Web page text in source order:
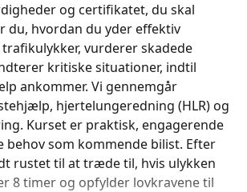
og certifikatet, du skal
du, hvordan du yder effektiv
vurderer skadede
kritiske situationer, indtil
ankommer. Vi gennemgår
hjertelungeredning (HLR) og
Kurset er praktisk, engagerende
behov som kommende bilist. Efter
rustet til at træde til, hvis ulykken
8 timer og opfylder lovkravene til